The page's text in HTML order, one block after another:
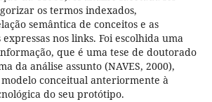
os termos indexados,
semântica de conceitos e as
nos links. Foi escolhida uma
que é uma tese de doutorado
da análise assunto (NAVES, 2000),
conceitual anteriormente à
do seu protótipo.